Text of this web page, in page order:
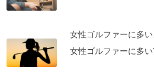
女性ゴルファーに多い..
女性ゴルファーに多い